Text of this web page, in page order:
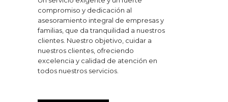
compromiso y dedicación al
asesoramiento integral de empresas y
familias, que da tranquilidad a nuestros
clientes. Nuestro objetivo, cuidar a
nuestros clientes, ofreciendo
excelencia y calidad de atención en
todos nuestros servicios.